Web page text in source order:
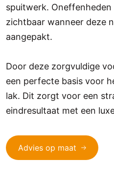
spuitwerk. Oneffenheden
zichtbaar wanneer deze
aangepakt.
Door deze zorgvuldige
een perfecte basis voor
lak. Dit zorgt voor een
eindresultaat met een
Advies op maat